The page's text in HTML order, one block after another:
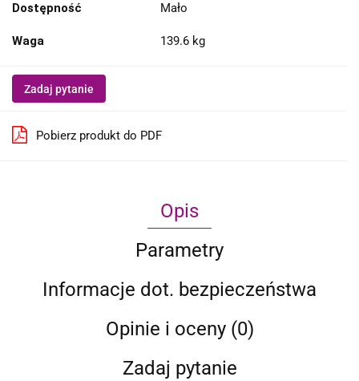
Dostępność Mało
Waga 139.6 kg
Zadaj pytanie
Pobierz produkt do PDF
Opis
Parametry
Informacje dot. bezpieczeństwa
Opinie i oceny (0)
Zadaj pytanie